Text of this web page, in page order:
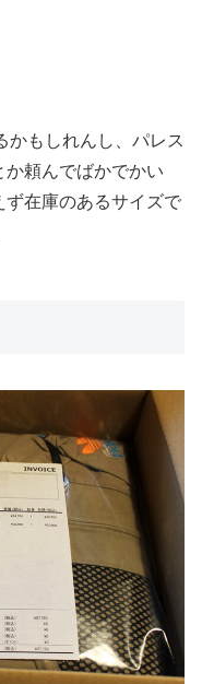
かもしれんし、パレス
頼んでばかでかい
在庫のあるサイズで